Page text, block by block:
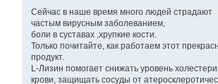
Сейчас в наше время много людей страдают
частым вирусным заболеванием,
боли в суставах ,хрупкие кости.
Только почитайте, как работаем этот
продукт.
L-Лизин помогает снижать уровень
крови, защищать сосуды от